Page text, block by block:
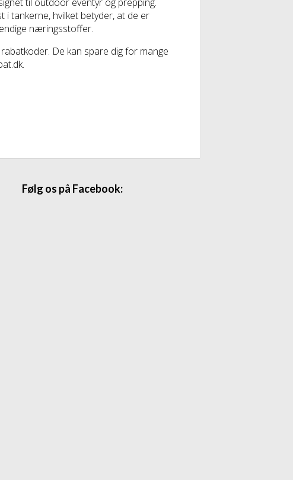
tankerne, hvilket betyder, at de er
næringsstoffer.
De kan spare dig for mange
Følg os på Facebook: